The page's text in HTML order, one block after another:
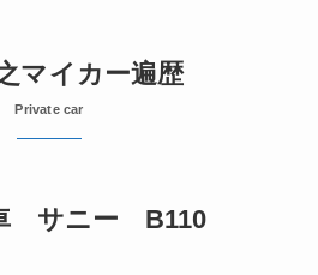
マイカー遍歴
Private car
サニー B110